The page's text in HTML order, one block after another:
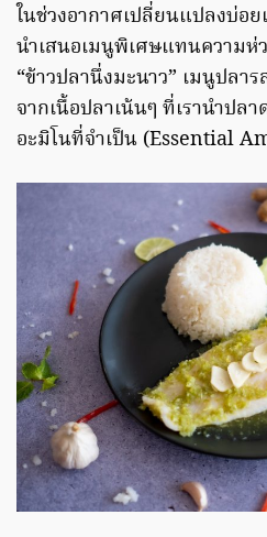
ในช่วงอากาศเปลี่ยนแปลงบ่อ
นำเสนอเมนูพิเศษแทนความห่
“ข้าวปลานึ่งมะนาว” เมนูปลา
จากเนื้อปลาเน้นๆ ที่เรานำปล
อะมิโนที่จำเป็น (Essential